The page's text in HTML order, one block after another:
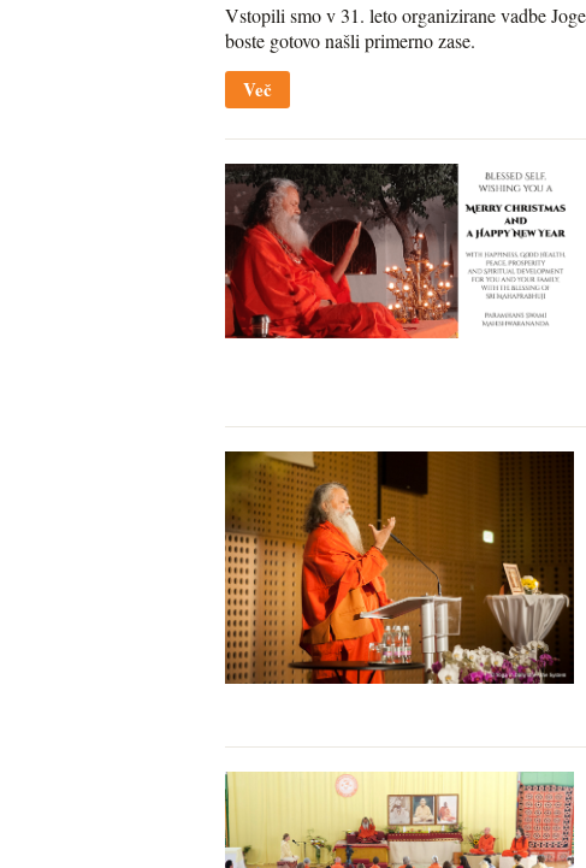
Vstopili smo v 31. leto organizirane vadbe
boste gotovo našli primerno zase.
Več